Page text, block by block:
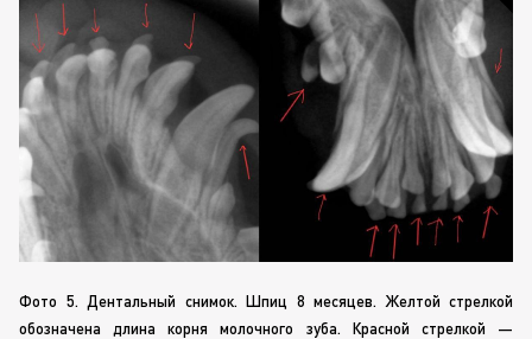
Фото 5. Дентальный снимок. Шпиц 8 месяцев. Желтой стрелкой
обозначена длина корня молочного зуба. Красной стрелкой —